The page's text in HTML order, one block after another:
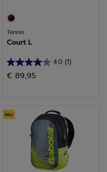
Tennis
Court L
4.0 (1)
4.0
von
1
Bewertung
€ 89,95
NEU